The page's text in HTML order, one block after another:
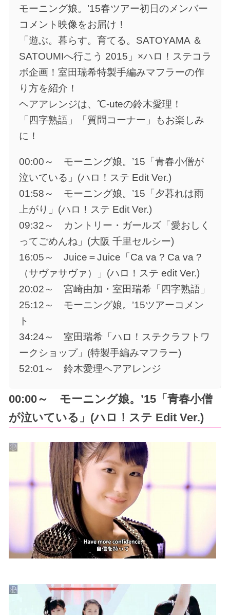
モーニング娘。’15春ツアー初日のメンバー
コメント映像をお届け！
「遊ぶ。暮らす。育てる。SATOYAMA ＆
SATOUMIへ行こう 2015」×ハロ！ステコラ
ボ企画！室田瑞希特製手編みマフラーの作
り方を紹介！
ヘアアレンジは、℃-uteの鈴木愛理！
「四字熟語」「質問コーナー」もお楽しみ
に！
00:00～ モーニング娘。’15「青春小僧が
泣いている」(ハロ！ステ Edit Ver.)
01:58～ モーニング娘。’15「夕暮れは雨
上がり」(ハロ！ステ Edit Ver.)
09:32～ カントリー・ガールズ「愛おしく
ってごめんね」(大阪 千里セルシー)
16:05～ Juice＝Juice「Ca va ? Ca va ?
（サヴァサヴァ）」(ハロ！ステ edit Ver.)
20:02～ 宮崎由加・室田瑞希「四字熟語」
25:12～ モーニング娘。’15ツアーコメン
ト
34:24～ 室田瑞希「ハロ！ステクラフトワ
ークショップ」(特製手編みマフラー)
52:01～ 鈴木愛理ヘアアレンジ
00:00～ モーニング娘。’15「青春小僧
が泣いている」(ハロ！ステ Edit Ver.)